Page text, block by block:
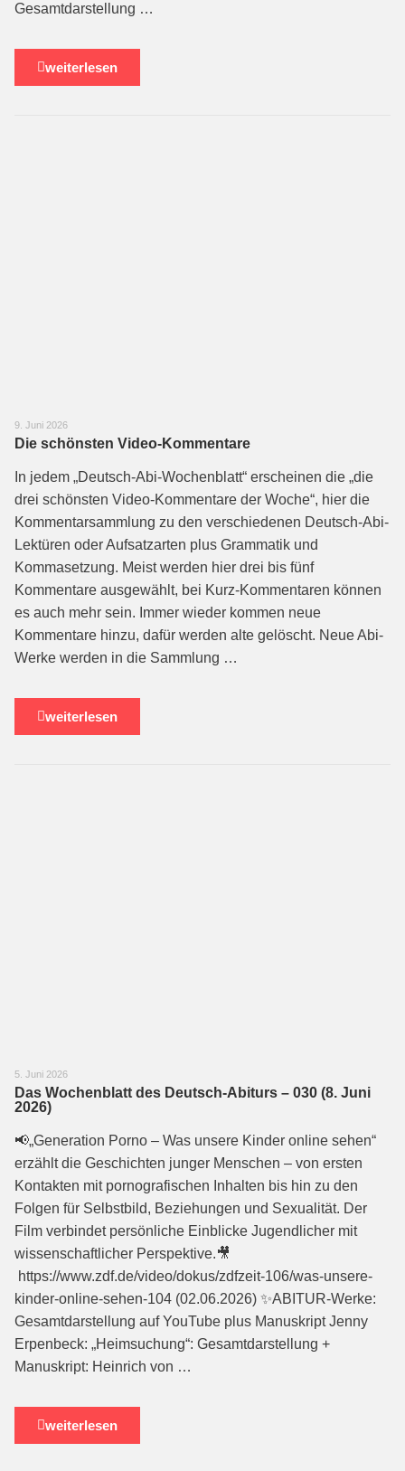
Gesamtdarstellung …
weiterlesen
9. Juni 2026
Die schönsten Video-Kommentare
In jedem „Deutsch-Abi-Wochenblatt“ erscheinen die „die
drei schönsten Video-Kommentare der Woche“, hier die
Kommentarsammlung zu den verschiedenen Deutsch-Abi-
Lektüren oder Aufsatzarten plus Grammatik und
Kommasetzung. Meist werden hier drei bis fünf
Kommentare ausgewählt, bei Kurz-Kommentaren können
es auch mehr sein. Immer wieder kommen neue
Kommentare hinzu, dafür werden alte gelöscht. Neue Abi-
Werke werden in die Sammlung …
weiterlesen
5. Juni 2026
Das Wochenblatt des Deutsch-Abiturs – 030 (8. Juni
2026)
📢„Generation Porno – Was unsere Kinder online sehen“
erzählt die Geschichten junger Menschen – von ersten
Kontakten mit pornografischen Inhalten bis hin zu den
Folgen für Selbstbild, Beziehungen und Sexualität. Der
Film verbindet persönliche Einblicke Jugendlicher mit
wissenschaftlicher Perspektive.🎥
https://www.zdf.de/video/dokus/zdfzeit-106/was-unsere-
kinder-online-sehen-104 (02.06.2026) ✨ABITUR-Werke:
Gesamtdarstellung auf YouTube plus Manuskript Jenny
Erpenbeck: „Heimsuchung“: Gesamtdarstellung +
Manuskript: Heinrich von …
weiterlesen